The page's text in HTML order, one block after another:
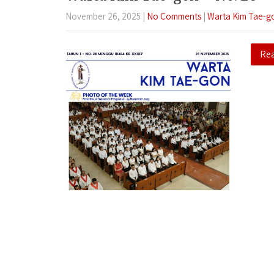
November 26, 2025 | No Comments | Warta Kim Tae-